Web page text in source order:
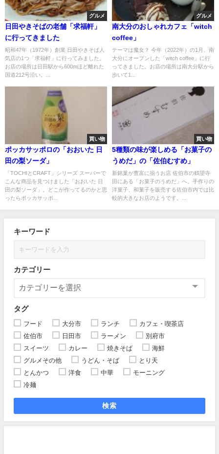
グルメ
日田やきそばの老舗「求福軒」
に行ってきました
昭和47年（1972年）創業 日田やきそば人
気店の1つ「求福軒」に行ってみました。
お店の場所は日田駅から600mほど離れた
国道212号沿い。...
グルメ
南大分のおしゃれカフェ「witch
coffee」
テーマは魔女？ 今年（2022年）の1月、南
大分にオープンした「witch coffee」に行
ってきました。お店の場所は南大分駅から
歩いて1...
買い物
ポッカサッポロの「おおいた 日
田の梨ソーダ」
「TOCHIとCRAFT」シリーズ スーパーで
こんな商品を見つけました「おおいた 日
田の梨ソーダ」。どこが作ってるのかと思
ったらポッカサッポ...
買い物
5種類の味が楽しめる「お菓子の
うめだ」の「佐伯むすめ」
新銘菓が豊富に揃うお店 佐伯市の鶴望寺
田にある「お菓子のうめだ」へ。手作りの
洋菓子、和菓子を販売する佐伯市内では比
較的大きなお店のようです。...
キーワード
カテゴリー
タグ
フード 大分市 ランチ
カフェ・喫茶店
佐伯市
日田市 ラーメン
別府市
スイーツ
カレー 焼きそば
海鮮
グルメその他
うどん・そば
とり天
とんかつ
洋食 中華
モーニング
冷麺
検索